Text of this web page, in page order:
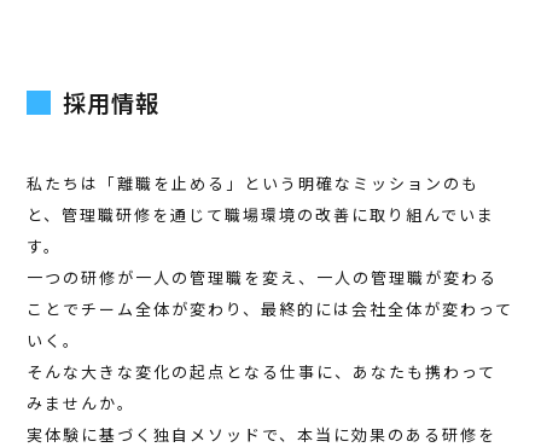
採用情報
私たちは「離職を止める」という明確なミッションのも
と、管理職研修を通じて職場環境の改善に取り組んでいま
す。
一つの研修が一人の管理職を変え、一人の管理職が変わる
ことでチーム全体が変わり、最終的には会社全体が変わって
いく。
そんな大きな変化の起点となる仕事に、あなたも携わって
みませんか。
実体験に基づく独自メソッドで、本当に効果のある研修を